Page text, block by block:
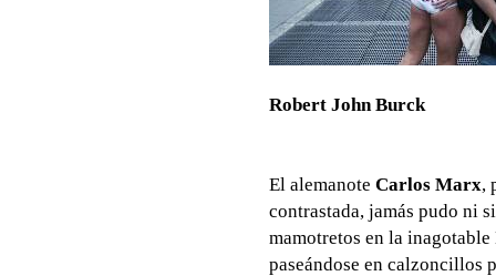
Robert John Burck
El alemanote Carlos Marx,
contrastada, jamás pudo ni
mamotretos en la
paseándose en calzoncillos